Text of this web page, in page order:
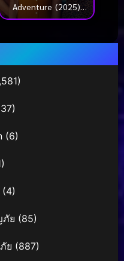
Adventure (2025)
เกาะรักพักโสด ผจญภัย
(6)
(4)
ภัย (85)
ย (887)